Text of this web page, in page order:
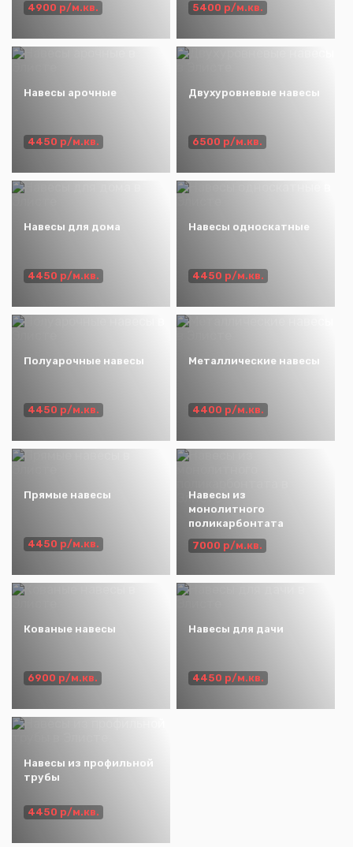
4900 р/м.кв. 5400 р/м.кв.
Навесы арочные
4450 р/м.кв.
Двухуровневые навесы
6500 р/м.кв.
Навесы для дома
4450 р/м.кв.
Навесы односкатные
4450 р/м.кв.
Полуарочные навесы
4450 р/м.кв.
Металлические навесы
4400 р/м.кв.
Прямые навесы
4450 р/м.кв.
Навесы из
монолитного
поликарбонтата
7000 р/м.кв.
Кованые навесы
6900 р/м.кв.
Навесы для дачи
4450 р/м.кв.
Навесы из профильной
трубы
4450 р/м.кв.